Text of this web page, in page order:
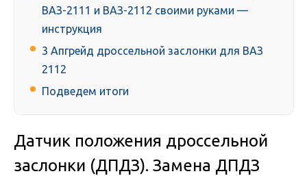
ВАЗ-2111 и ВАЗ-2112 своими руками —
инструкция
3 Апгрейд дроссельной заслонки для ВАЗ
2112
Подведем итоги
Датчик положения дроссельной
заслонки (ДПДЗ). Замена ДПДЗ